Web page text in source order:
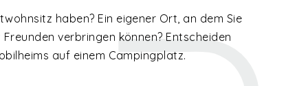
haben? Ein eigener Ort, an dem Sie
verbringen können? Entscheiden
auf einem Campingplatz.